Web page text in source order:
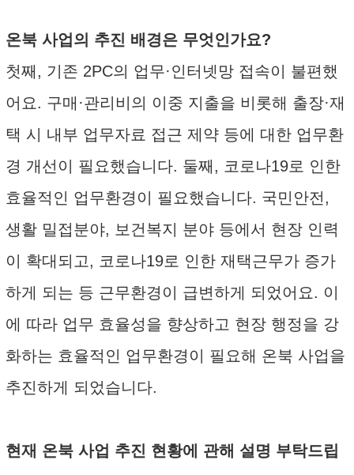
온북 사업의 추진 배경은 무엇인가요?
첫째, 기존 2PC의 업무·인터넷망 접속이 불편했
어요. 구매·관리비의 이중 지출을 비롯해 출장·재
택 시 내부 업무자료 접근 제약 등에 대한 업무환
경 개선이 필요했습니다. 둘째, 코로나19로 인한
효율적인 업무환경이 필요했습니다. 국민안전,
생활 밀접분야, 보건복지 분야 등에서 현장 인력
이 확대되고, 코로나19로 인한 재택근무가 증가
하게 되는 등 근무환경이 급변하게 되었어요. 이
에 따라 업무 효율성을 향상하고 현장 행정을 강
화하는 효율적인 업무환경이 필요해 온북 사업을
추진하게 되었습니다.
현재 온북 사업 추진 현황에 관해 설명 부탁드립